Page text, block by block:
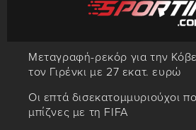
Μεταγραφή-ρεκόρ για την
τον Γιρένκι με 27 εκατ. ευρώ
Οι επτά δισεκατομμυριούχοι
μπίζνες με τη FIFA